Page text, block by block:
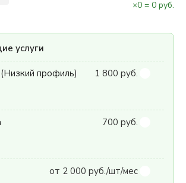
×0 = 0 руб.
услуги
профиль) 1 800 руб.
700 руб.
от 2 000 руб./шт/мес